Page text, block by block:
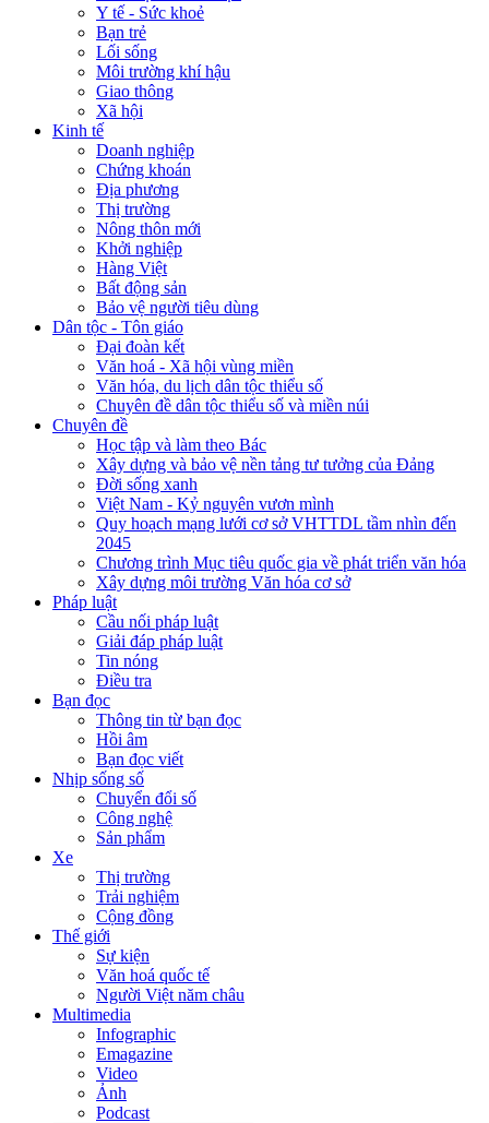
Y tế - Sức khoẻ
Bạn trẻ
Lối sống
Môi trường khí hậu
Giao thông
Xã hội
Kinh tế
Doanh nghiệp
Chứng khoán
Địa phương
Thị trường
Nông thôn mới
Khởi nghiệp
Hàng Việt
Bất động sản
Bảo vệ người tiêu dùng
Dân tộc - Tôn giáo
Đại đoàn kết
Văn hoá - Xã hội vùng miền
Văn hóa, du lịch dân tộc thiểu số
Chuyên đề dân tộc thiểu số và miền núi
Chuyên đề
Học tập và làm theo Bác
Xây dựng và bảo vệ nền tảng tư tưởng của Đảng
Đời sống xanh
Việt Nam - Kỷ nguyên vươn mình
Quy hoạch mạng lưới cơ sở VHTTDL tầm nhìn đến
2045
Chương trình Mục tiêu quốc gia về phát triển văn hóa
Xây dựng môi trường Văn hóa cơ sở
Pháp luật
Cầu nối pháp luật
Giải đáp pháp luật
Tin nóng
Điều tra
Bạn đọc
Thông tin từ bạn đọc
Hồi âm
Bạn đọc viết
Nhịp sống số
Chuyển đổi số
Công nghệ
Sản phẩm
Xe
Thị trường
Trải nghiệm
Cộng đồng
Thế giới
Sự kiện
Văn hoá quốc tế
Người Việt năm châu
Multimedia
Infographic
Emagazine
Video
Ảnh
Podcast